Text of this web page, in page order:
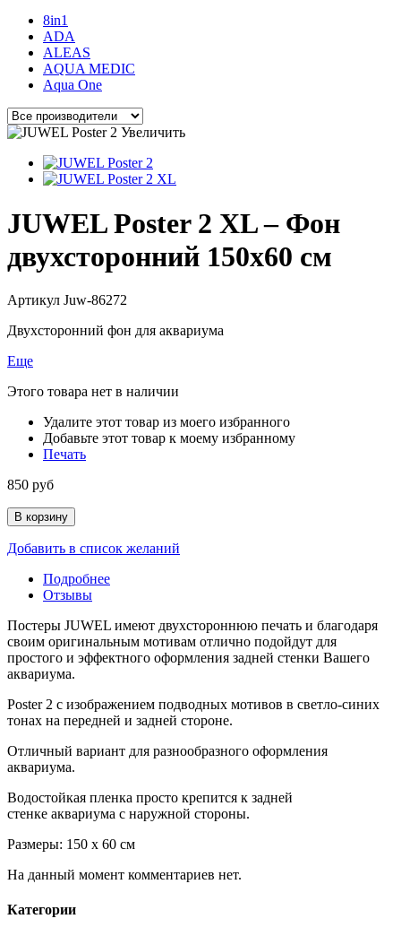
8in1
ADA
ALEAS
AQUA MEDIC
Aqua One
Увеличить
JUWEL Poster 2 XL – Фон
двухсторонний 150x60 см
Артикул Juw-86272
Двухсторонний фон для аквариума
Еще
Этого товара нет в наличии
Удалите этот товар из моего избранного
Добавьте этот товар к моему избранному
Печать
850 руб
В корзину
Добавить в список желаний
Подробнее
Отзывы
Постеры JUWEL имеют двухстороннюю печать и благодаря
своим оригинальным мотивам отлично подойдут для
простого и эффектного оформления задней стенки Вашего
аквариума.
Poster 2 с изображением подводных мотивов в светло-синих
тонах на передней и задней стороне.
Отличный вариант для разнообразного оформления
аквариума.
Водостойкая пленка просто крепится к задней
стенке аквариума с наружной стороны.
Размеры: 150 х 60 см
На данный момент комментариев нет.
Категории